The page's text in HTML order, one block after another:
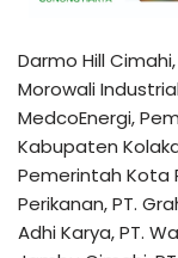
Darmo Hill
Morowali
MedcoEnergi,
Kabupaten
Pemerintah Kota
Perikanan, PT.
Adhi Karya, PT.